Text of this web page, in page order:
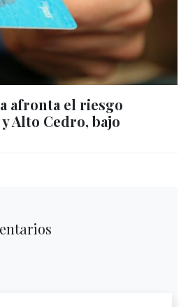
afronta el riesgo
Alto Cedro, bajo